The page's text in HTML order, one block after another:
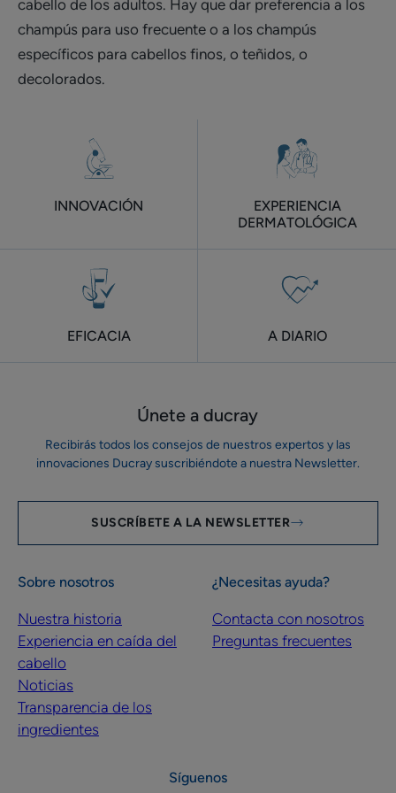
cabello de los adultos. Hay que dar preferencia a los
champús para uso frecuente o a los champús
específicos para cabellos finos, o teñidos, o
decolorados.
INNOVACIÓN
EXPERIENCIA
DERMATOLÓGICA
EFICACIA A DIARIO
Únete a ducray
Recibirás todos los consejos de nuestros expertos y las
innovaciones Ducray suscribiéndote a nuestra Newsletter.
SUSCRÍBETE A LA NEWSLETTER
Sobre nosotros
Nuestra historia
Experiencia en caída del
cabello
Noticias
Transparencia de los
ingredientes
¿Necesitas ayuda?
Contacta con nosotros
Preguntas frecuentes
Síguenos